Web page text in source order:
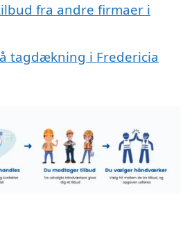
fra andre firmaer i
tagdækning i Fredericia